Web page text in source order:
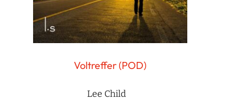
Voltreffer (POD)
Lee Child